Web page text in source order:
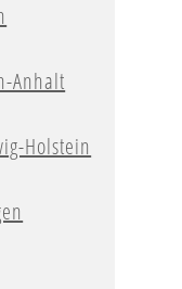
Anhalt
Holstein